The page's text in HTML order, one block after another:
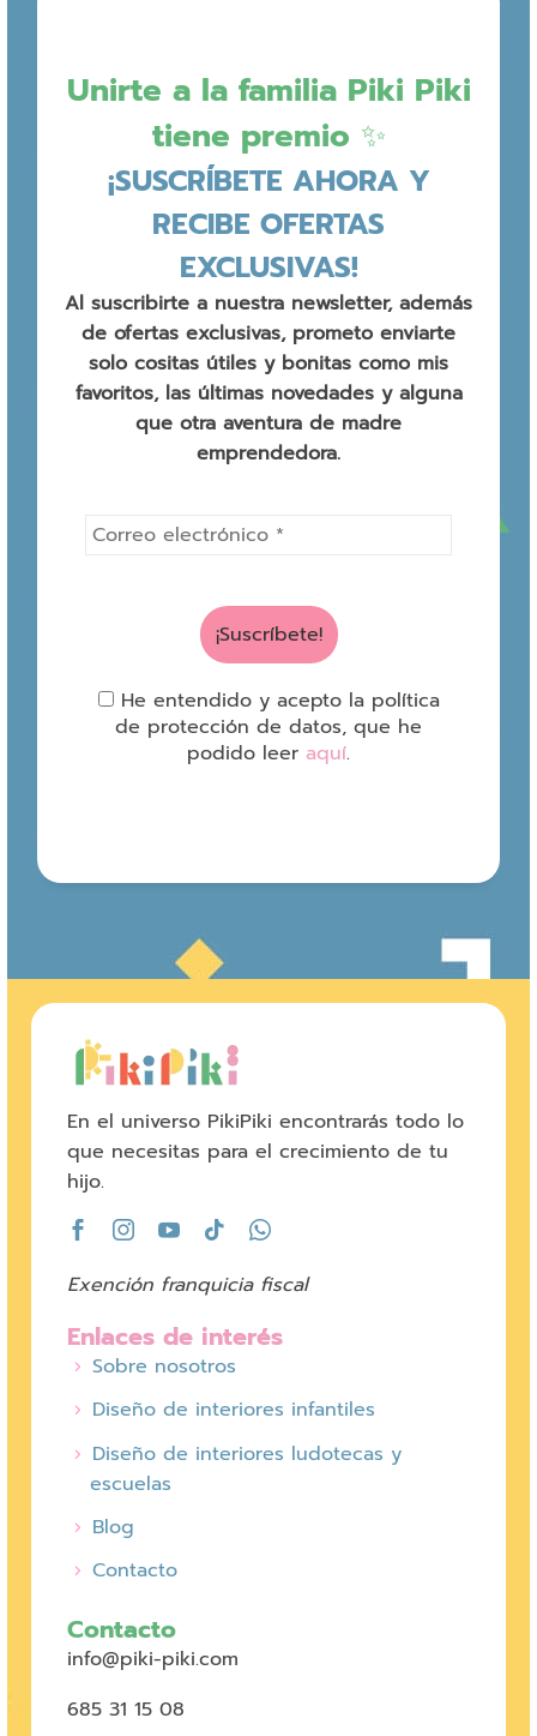
Unirte a la familia Piki Piki
tiene premio ✨
¡SUSCRÍBETE AHORA Y
RECIBE OFERTAS
EXCLUSIVAS!
Al suscribirte a nuestra newsletter, además
de ofertas exclusivas, prometo enviarte
solo cositas útiles y bonitas como mis
favoritos, las últimas novedades y alguna
que otra aventura de madre
emprendedora.
He entendido y acepto la política
de protección de datos, que he
podido leer aquí.
En el universo PikiPiki encontrarás todo lo
que necesitas para el crecimiento de tu
hijo.
Exención franquicia fiscal
Enlaces de interés
Sobre nosotros
Diseño de interiores infantiles
Diseño de interiores ludotecas y
escuelas
Blog
Contacto
Contacto
info@piki-piki.com
685 31 15 08